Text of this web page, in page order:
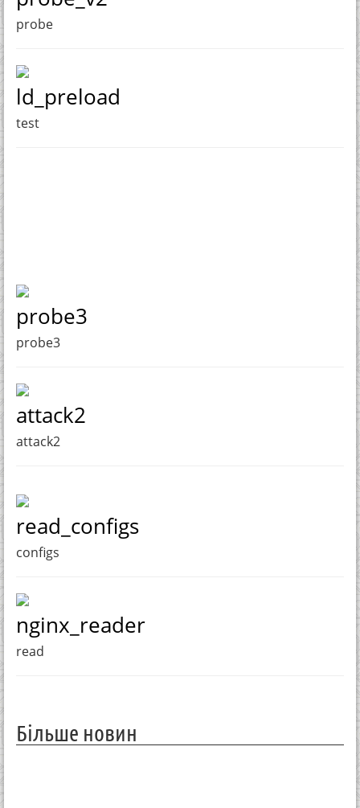
probe
ld_preload
test
probe3
probe3
attack2
attack2
read_configs
configs
nginx_reader
read
Більше новин